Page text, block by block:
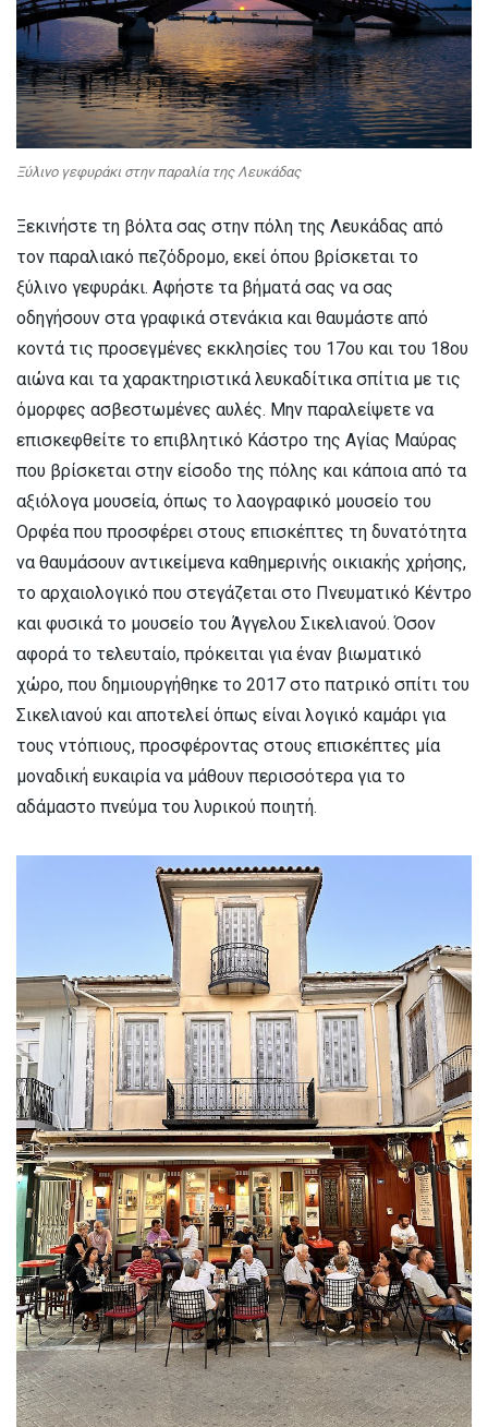
Ξύλινο γεφυράκι στην παραλία της Λευκάδας
Ξεκινήστε τη βόλτα σας στην πόλη της Λευκάδας από
τον παραλιακό πεζόδρομο, εκεί όπου βρίσκεται το
ξύλινο γεφυράκι. Αφήστε τα βήματά σας να σας
οδηγήσουν στα γραφικά στενάκια και θαυμάστε από
κοντά τις προσεγμένες εκκλησίες του 17ου και του 18ου
αιώνα και τα χαρακτηριστικά λευκαδίτικα σπίτια με τις
όμορφες ασβεστωμένες αυλές. Μην παραλείψετε να
επισκεφθείτε το επιβλητικό Κάστρο της Αγίας Μαύρας
που βρίσκεται στην είσοδο της πόλης και κάποια από τα
αξιόλογα μουσεία, όπως το λαογραφικό μουσείο του
Ορφέα που προσφέρει στους επισκέπτες τη δυνατότητα
να θαυμάσουν αντικείμενα καθημερινής οικιακής χρήσης,
το αρχαιολογικό που στεγάζεται στο Πνευματικό Κέντρο
και φυσικά το μουσείο του Άγγελου Σικελιανού. Όσον
αφορά το τελευταίο, πρόκειται για έναν βιωματικό
χώρο, που δημιουργήθηκε το 2017 στο πατρικό σπίτι του
Σικελιανού και αποτελεί όπως είναι λογικό καμάρι για
τους ντόπιους, προσφέροντας στους επισκέπτες μία
μοναδική ευκαιρία να μάθουν περισσότερα για το
αδάμαστο πνεύμα του λυρικού ποιητή.